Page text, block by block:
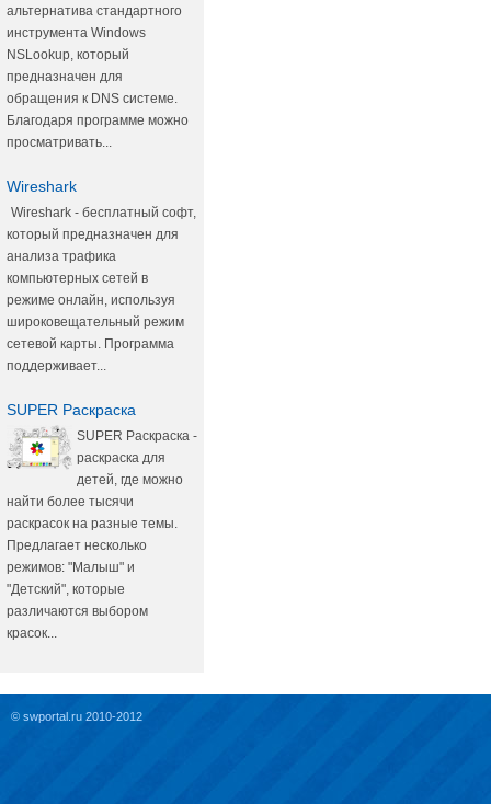
альтернатива стандартного
инструмента Windows
NSLookup, который
предназначен для
обращения к DNS системе.
Благодаря программе можно
просматривать...
Wireshark
Wireshark - бесплатный софт,
который предназначен для
анализа трафика
компьютерных сетей в
режиме онлайн, используя
широковещательный режим
сетевой карты. Программа
поддерживает...
SUPER Раскраска
SUPER Раскраска -
раскраска для
детей, где можно
найти более тысячи
раскрасок на разные темы.
Предлагает несколько
режимов: "Малыш" и
"Детский", которые
различаются выбором
красок...
© swportal.ru 2010-2012